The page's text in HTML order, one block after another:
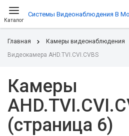
Каталог
Системы Видеонаблюдения В
Главная
Камеры видеонаблюдения
Видеокамера AHD.TVI.CVI.CVBS
Камеры
(страница 6)